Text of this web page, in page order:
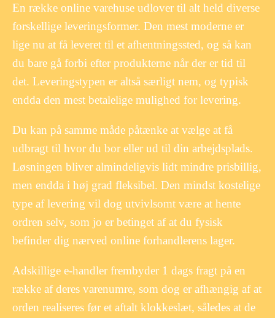
En række online varehuse udlover til alt held diverse
forskellige leveringsformer. Den mest moderne er
lige nu at få leveret til et afhentningssted, og så kan
du bare gå forbi efter produkterne når der er tid til
det. Leveringstypen er altså særligt nem, og typisk
endda den mest betalelige mulighed for levering.
Du kan på samme måde påtænke at vælge at få
udbragt til hvor du bor eller ud til din arbejdsplads.
Løsningen bliver almindeligvis lidt mindre prisbillig,
men endda i høj grad fleksibel. Den mindst kostelige
type af levering vil dog utvivlsomt være at hente
ordren selv, som jo er betinget af at du fysisk
befinder dig nærved online forhandlerens lager.
Adskillige e-handler frembyder 1 dags fragt på en
række af deres varenumre, som dog er afhængig af at
orden realiseres før et aftalt klokkeslæt, således at de